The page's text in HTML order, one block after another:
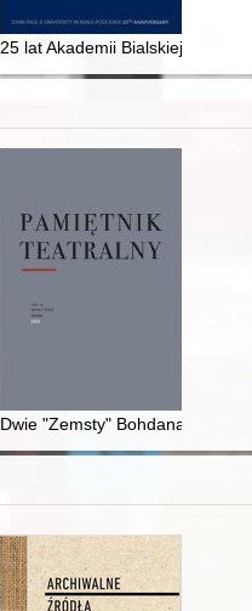
25 lat Akademii Bialskiej im.
Dwie "Zemsty" Bohdana